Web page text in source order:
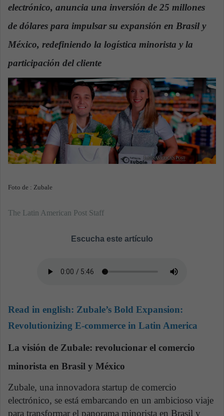
n
m
electrónico, anuncia una inversión de 25 millones
de dólares para impulsar su expansión en Brasil y
México, redefiniendo la logística minorista y la
participación del cliente
Foto de : Zubale
The Latin American Post Staff
Escucha este artículo
Read in english: Zubale’s Bold Expansion:
Revolutionizing E-commerce in Latin America
La visión de Zubale: revolucionar el comercio
minorista en Brasil y México
Zubale, una innovadora startup de comercio
electrónico, se está embarcando en un ambicioso viaje
para transformar el panorama minorista en Brasil y